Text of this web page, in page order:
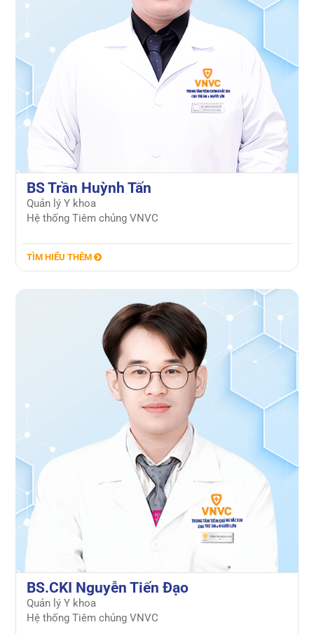
BS Trần Huỳnh Tấn
Quản lý Y khoa
Hệ thống Tiêm chủng VNVC
TÌM HIỂU THÊM
BS.CKI Nguyễn Tiến Đạo
Quản lý Y khoa
Hệ thống Tiêm chủng VNVC